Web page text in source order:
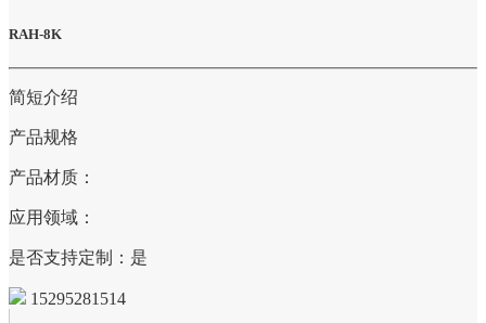
RAH-8K
简短介绍
产品规格
产品材质：
应用领域：
是否支持定制：是
15295281514